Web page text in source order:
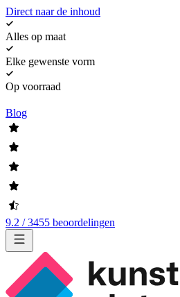
Direct naar de inhoud
Alles op maat
Elke gewenste vorm
Op voorraad
Blog
9.2 / 3455 beoordelingen